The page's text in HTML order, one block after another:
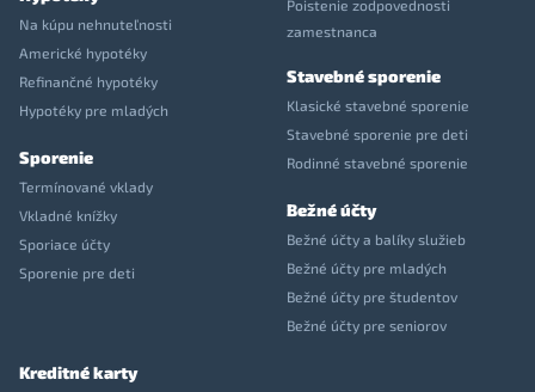
Na kúpu nehnuteľnosti
Americké hypotéky
Refinančné hypotéky
Hypotéky pre mladých
Sporenie
Termínované vklady
Vkladné knížky
Sporiace účty
Sporenie pre deti
Poistenie zodpovednosti
zamestnanca
Stavebné sporenie
Klasické stavebné sporenie
Stavebné sporenie pre deti
Rodinné stavebné sporenie
Bežné účty
Bežné účty a balíky služieb
Bežné účty pre mladých
Bežné účty pre študentov
Bežné účty pre seniorov
Kreditné karty